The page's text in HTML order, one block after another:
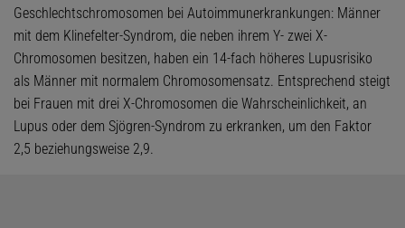
Geschlechtschromosomen bei Autoimmunerkrankungen: Männer
mit dem Klinefelter-Syndrom, die neben ihrem Y- zwei X-
Chromosomen besitzen, haben ein 14-fach höheres Lupusrisiko
als Männer mit normalem Chromosomensatz. Entsprechend steigt
bei Frauen mit drei X-Chromosomen die Wahrscheinlichkeit, an
Lupus oder dem Sjögren-Syndrom zu erkranken, um den Faktor
2,5 beziehungsweise 2,9.